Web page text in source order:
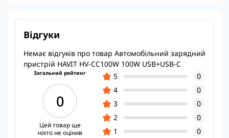
Відгуки
Немає відгуків про товар Автомобільний зарядний
пристрій HAVIT HV-CC100W 100W USB+USB-C
Загальний рейтинг
0
Цей товар ще
ніхто не оцінив
5
0
4
0
3
0
2
0
1
0